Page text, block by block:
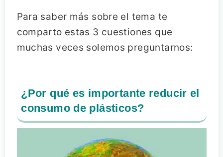
Para saber más sobre el tema te
comparto estas 3 cuestiones que
muchas veces solemos preguntarnos:
¿Por qué es importante reducir el
consumo de plásticos?